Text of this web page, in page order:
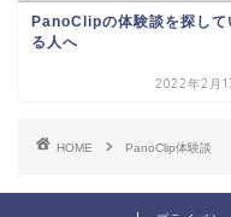
PanoClipの体験談を探して
る人へ
2022年2月
HOME PanoClip体験談